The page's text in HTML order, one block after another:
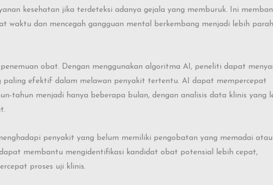
kesehatan jika terdeteksi adanya gejala yang memburuk. Ini
waktu dan mencegah gangguan mental berkembang menjadi lebih
obat. Dengan menggunakan algoritma AI, peneliti dapat
paling efektif dalam melawan penyakit tertentu. AI dapat mempercepat
tahun menjadi hanya beberapa bulan, dengan analisis data klinis yang
penyakit yang belum memiliki pengobatan yang memadai atau
membantu mengidentifikasi kandidat obat potensial lebih cepat,
proses uji klinis.